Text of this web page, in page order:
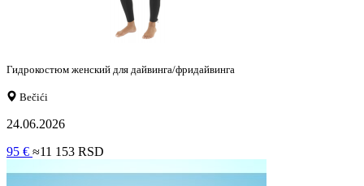
Гидрокостюм женский для дайвинга/фридайвинга
Bečići
24.06.2026
95 € ≈11 153 RSD